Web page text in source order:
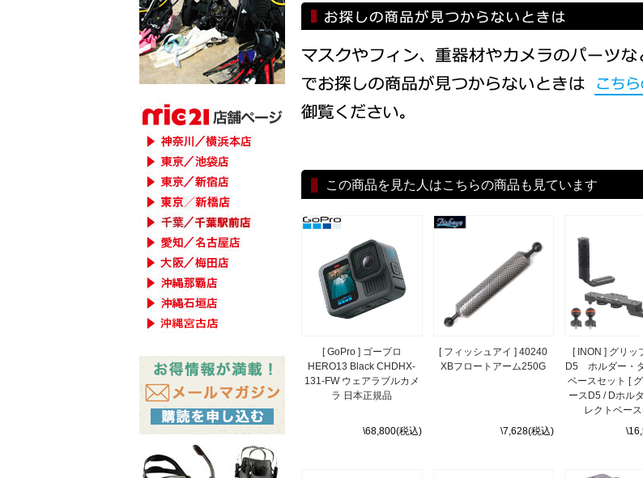
この商品を見た人はこちらの商品も見ています
[ GoPro ] ゴープロ
HERO13 Black CHDHX-
131-FW ウェアラブルカメ
ラ 日本正規品
\68,800(税込)
[ フィッシュアイ ] 40240
XBフロートアーム250G
\7,628(税込)
[ INON ] グリッ
D5 ホルダー・
ベースセット [
ースD5 / Dホル
レクトベー